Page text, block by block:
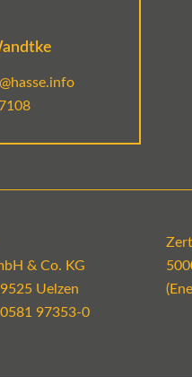
& Co. KG
Uelzen
0581 97353-0